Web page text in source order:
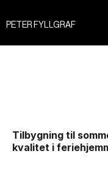
PETER FYLLGRAF
Tilbygning til
kvalitet i